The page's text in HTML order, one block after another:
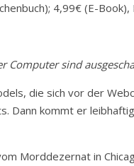
4,99€ (E-Book),
Computer sind
die sich vor der
Dann kommt er
Morddezernat in